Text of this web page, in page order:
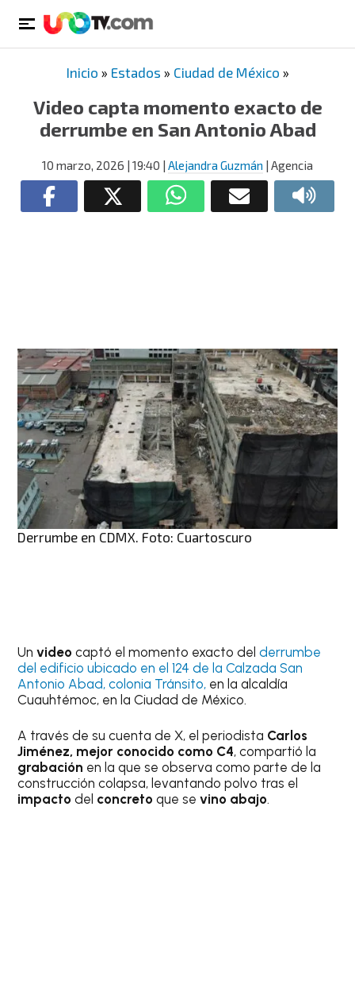
Inicio » Estados » Ciudad de México »
Video capta momento exacto de
derrumbe en San Antonio Abad
10 marzo, 2026 | 19:40 | Alejandra Guzmán | Agencia
Derrumbe en CDMX. Foto: Cuartoscuro
Unvideocaptó el momento exacto delderrumbe
del edificio ubicado en el 124 de la Calzada San
Antonio Abad, colonia Tránsito, en la alcaldía
Cuauhtémoc, en la Ciudad de México.
A través de su cuenta de X, el periodista Carlos
Jiménez, mejor conocido como C4, compartió la
grabación en la que se observa como parte de la
construcción colapsa, levantando polvo tras el
impactodel concretoque sevino abajo.